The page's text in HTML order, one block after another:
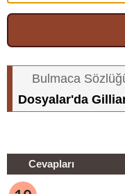
Bulmaca
Dosyalar'da
Cevapları